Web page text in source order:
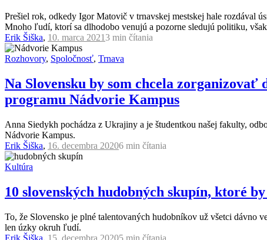
Prešiel rok, odkedy Igor Matovič v trnavskej mestskej hale rozdával
Mnoho ľudí, ktorí sa dlhodobo venujú a pozorne sledujú politiku,
Erik Šiška, 10. marca 20213 min čítania
Rozhovory, Spoločnosť, Trnava
Na Slovensku by som chcela
programu Nádvorie Kampus
Anna Siedykh pochádza z Ukrajiny a je študentkou našej fakulty,
Nádvorie Kampus.
Erik Šiška, 16. decembra 20206 min čítania
Kultúra
10 slovenských hudobných skupín, ktoré
To, že Slovensko je plné talentovaných hudobníkov už všetci dávno
len úzky okruh ľudí.
Erik Šiška, 15. decembra 20205 min čítania